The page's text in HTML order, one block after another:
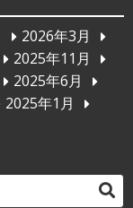
2026年3月
2025年11月
2025年6月
2025年1月
検